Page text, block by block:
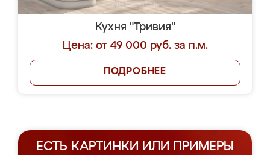
Кухня "Тривия"
Цена: от 49 000 руб. за п.м.
ПОДРОБНЕЕ
ЕСТЬ КАРТИНКИ ИЛИ ПРИМЕРЫ